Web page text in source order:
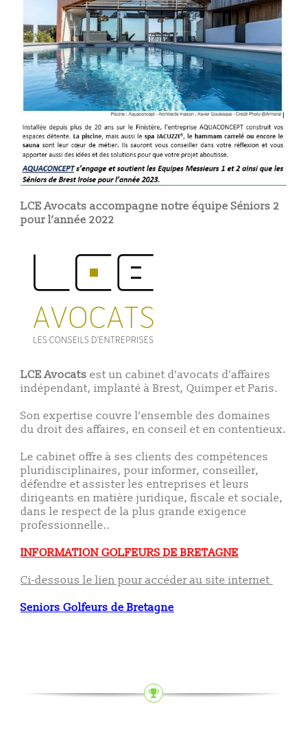
LCE Avocats accompagne notre équipe Séniors 2
pour l’année 2022
LCE Avocats est un cabinet d’avocats d’affaires
indépendant, implanté à Brest, Quimper et Paris.
Son expertise couvre l’ensemble des domaines
du droit des affaires, en conseil et en contentieux.
Le cabinet offre à ses clients des compétences
pluridisciplinaires, pour informer, conseiller,
défendre et assister les entreprises et leurs
dirigeants en matière juridique, fiscale et sociale,
dans le respect de la plus grande exigence
professionnelle..
INFORMATION GOLFEURS DE BRETAGNE
Ci-dessous le lien pour accéder au site internet
Seniors Golfeurs de Bretagne